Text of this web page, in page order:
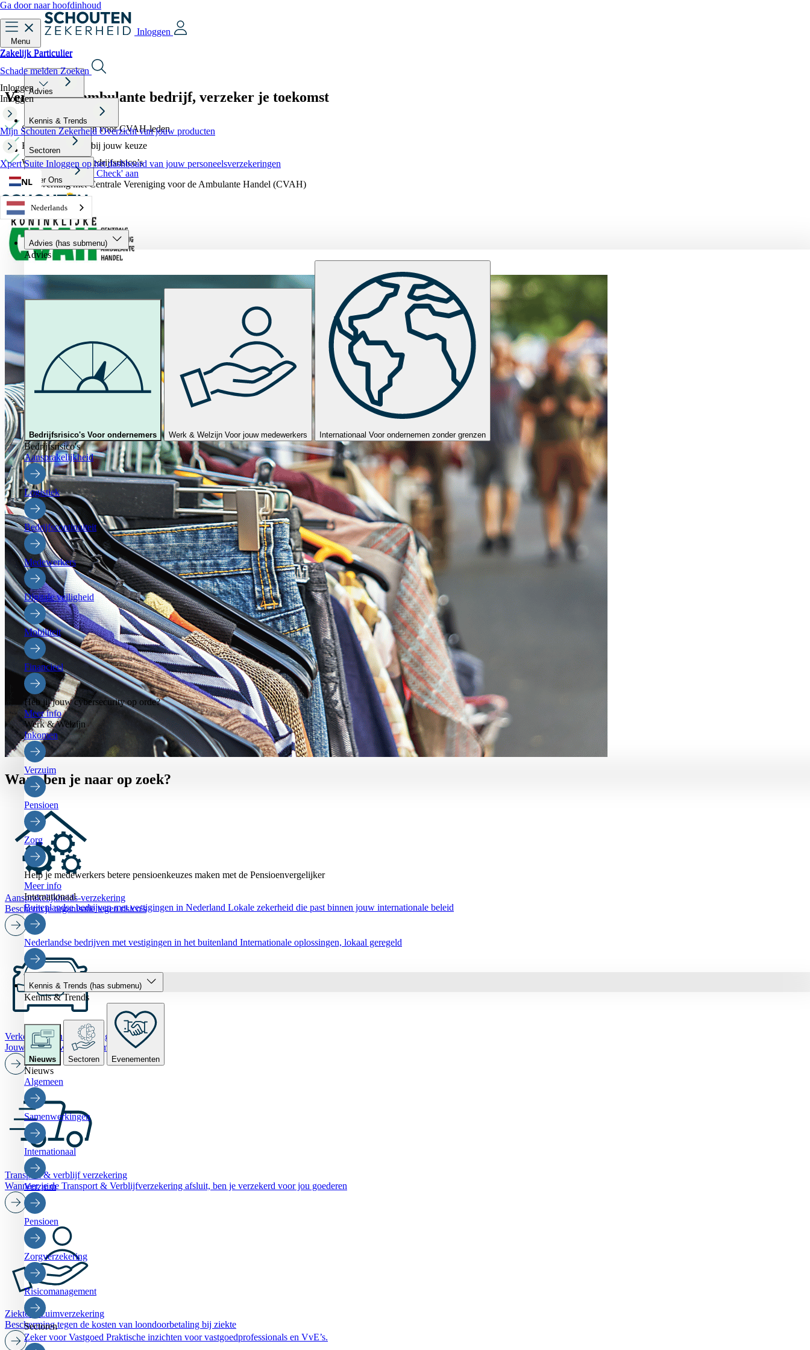
Ga door naar hoofdinhoud
Menu
Inloggen
Zakelijk Particulier
Advies
Kennis & Trends
Sectoren
Over Ons
Nederlands
Zakelijk Particulier
Schade meldenZoeken
Inloggen
Inloggen
Mijn Schouten Zekerheid Overzicht van jouw producten
Xpert Suite Inloggen op het dashboard van jouw personeelsverzekeringen
NL
Advies (has submenu)
Advies
Bedrijfsrisico's Voor ondernemers Werk & Welzijn Voor jouw medewerkers Internationaal Voor ondernemen zonder grenzen
Bedrijfsrisico's
Aansprakelijkheid
Logistiek
Bedrijfscontinuiteit
Medewerkers
Digitale veiligheid
Mobiliteit
Financieel
Heb jij jouw cybersecurity op orde?
Meer info
Werk & Welzijn
Inkomen
Verzuim
Pensioen
Zorg
Help je medewerkers betere pensioenkeuzes maken met de Pensioenvergelijker
Meer info
Internationaal
Buitenlandse bedrijven met vestigingen in Nederland Lokale zekerheid die past binnen jouw internationale beleid
Nederlandse bedrijven met vestigingen in het buitenland Internationale oplossingen, lokaal geregeld
Kennis & Trends (has submenu)
Kennis & Trends
Nieuws Sectoren Evenementen
Nieuws
Algemeen
Samenwerkingen
Internationaal
Verzuim
Pensioen
Zorgverzekering
Risicomanagement
Sectoren
Zeker voor Vastgoed Praktische inzichten voor vastgoedprofessionals en VvE’s.
Verzeker je ambulante bedrijf, verzeker je toekomst
Speciaal ontworpen voor CVAH-leden
Het beste product bij jouw keuze
Wij beheren al je bedrijfsrisico’s
Vraag 'Goed Verzekerd Check' aan
In samenwerking met Centrale Vereniging voor de Ambulante Handel (CVAH)
Waar ben je naar op zoek?
Aansprakelijkheids-verzekering
Bescherm je organisatie tegen risico's
Verkoopwagen verzekering
Jouw verkoopwagen optimaal verzekerd
Transport & verblijf verzekering
Wanneer je de Transport & Verblijfverzekering afsluit, ben je verzekerd voor jou goederen
Ziekteverzuimverzekering
Bescherming tegen de kosten van loondoorbetaling bij ziekte